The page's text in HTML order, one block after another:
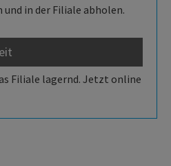
in der Filiale abholen.
Filiale lagernd. Jetzt online